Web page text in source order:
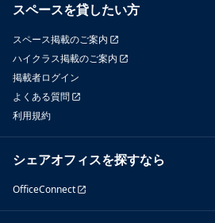
スペースを貸したい方
スペース掲載のご案内
ハイクラス掲載のご案内
掲載者ログイン
よくある質問
利用規約
シェアオフィスを探すなら
OfficeConnect